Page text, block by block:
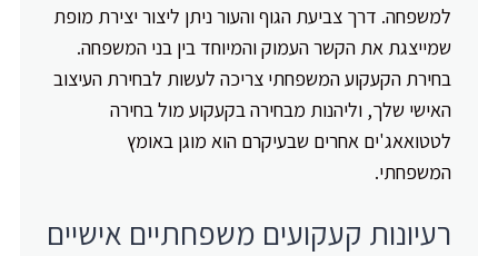
למשפחה. דרך צביעת הגוף והעור ניתן ליצור יצירת מופת
שמייצגת את הקשר העמוק והמיוחד בין בני המשפחה.
בחירת הקעקוע המשפחתי צריכה לעשות לבחירת העיצוב
האישי שלך, וליהנות מבחירה בקעקוע מול בחירה
לטטואאג'ים אחרים שבעיקרם הוא מוגן באומץ
המשפחתי.
רעיונות קעקועים משפחתיים אישיים